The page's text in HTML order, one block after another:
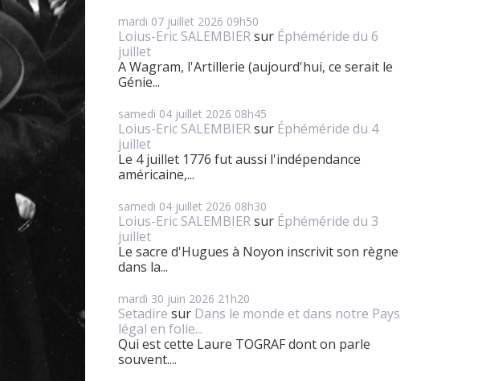
mardi 07 juillet 2026 09h50
Loius-Eric SALEMBIERsur Éphéméride du 6
juillet
A Wagram, l'Artillerie (aujourd'hui, ce serait le
Génie...
samedi 04 juillet 2026 08h45
Loius-Eric SALEMBIERsur Éphéméride du 4
juillet
Le 4 juillet 1776 fut aussi l'indépendance
américaine,...
samedi 04 juillet 2026 08h30
Loius-Eric SALEMBIERsur Éphéméride du 3
juillet
Le sacre d'Hugues à Noyon inscrivit son règne
dans la...
mardi 30 juin 2026 21h20
Setadire sur Dans le monde et dans notre Pays
légal en folie...
Qui est cette Laure TOGRAF dont on parle
souvent....